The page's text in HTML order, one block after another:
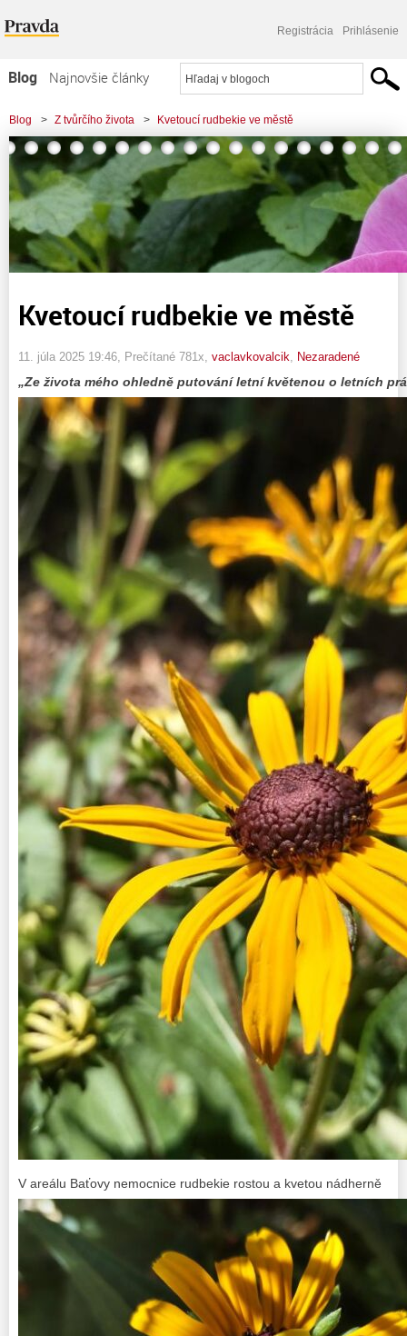
Registrácia Prihlásenie
Blog
Najnovšie články
Najčítanejšie články
Najkomentovanejšie články
Zoznam blogov
Komerčné blogy
Blog > Z tvůrčího života > Kvetoucí rudbekie ve městě
Kvetoucí rudbekie ve městě
11. júla 2025 19:46 , Prečítané 781x, vaclavkovalcik Nezaradené
„Ze života mého ohledně putování letní květenou o letních
V areálu Baťovy nemocnice rudbekie rostou a kvetou nádherně